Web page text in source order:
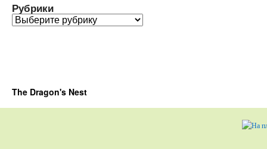
Рубрики
Рубрики
The Dragon's Nest